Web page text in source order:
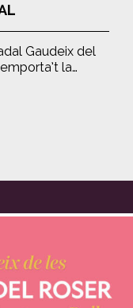
Gaudeix del
la…